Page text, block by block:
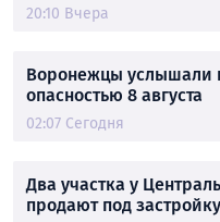
20:10 Вчера
Воронежцы услышали
опасностью 8 августа
02:07 Сегодня
Два участка у
продают под застройку